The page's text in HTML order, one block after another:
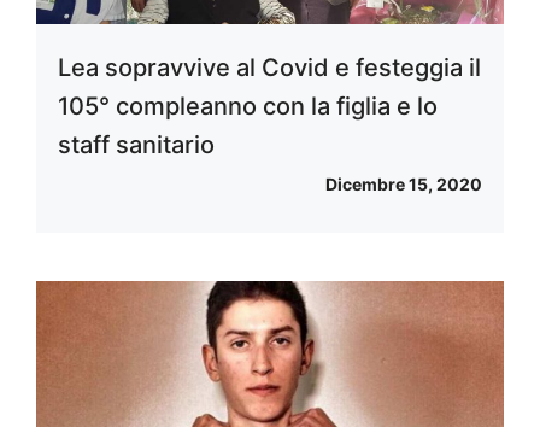
Lea sopravvive al Covid e festeggia il
105° compleanno con la figlia e lo
staff sanitario
Dicembre 15, 2020